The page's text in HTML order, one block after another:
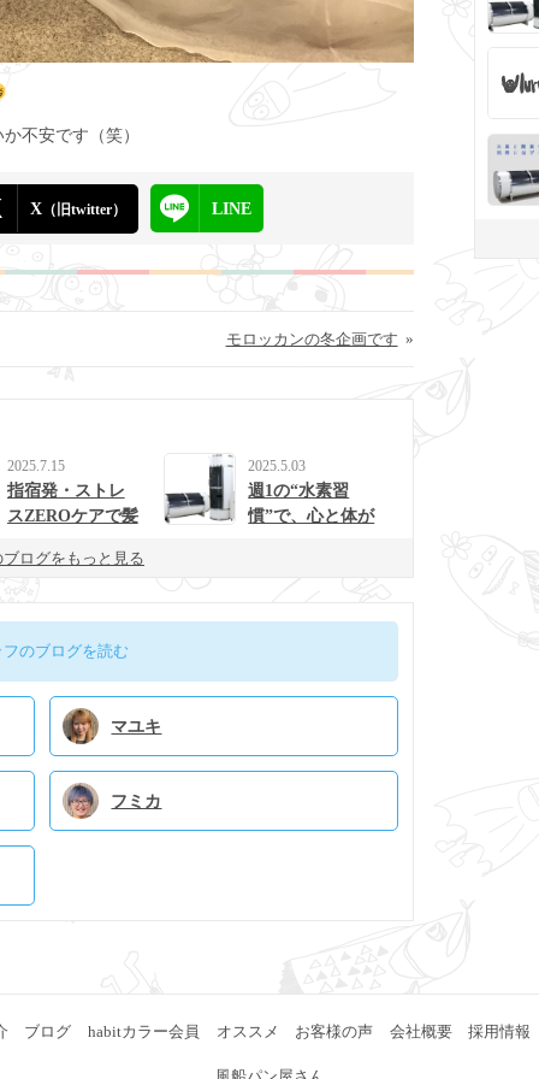
不安です（笑）
X （旧twitter） LINE
»
モロッカンの冬企画です
2025.7.15
指宿発・ストレ
スZEROケアで髪
uの新提案
2025.5.03
週1の“水素習
慣”で、心と体が
ログをもっと見る
のブログを読む
マユキ
フミカ
ブログ habitカラー会員 オススメ お客様の声 会社概要 採用情報